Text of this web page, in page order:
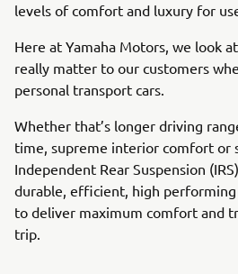
levels of comfort and luxury for
Here at Yamaha Motors, we look
really matter to our customers
personal transport cars.
Whether that’s longer driving
time, supreme interior comfort or
Independent Rear Suspension
durable, efficient, high performing
to deliver maximum comfort and
trip.